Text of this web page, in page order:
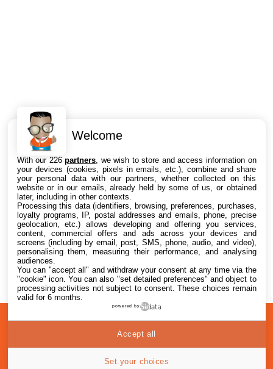
Intéressant ? Partagez !
A
Confidentialité
© 2012-2026
Welcome
With our 226partners , we wish to store and access information on
your devices (cookies, pixels in emails, etc.), combine and share
your personal data with our partners, whether collected on this
website or in our emails, already held by some of us, or obtained
later, including in other contexts.
Processing this data (identifiers, browsing, preferences, purchases,
loyalty programs, IP, postal addresses and emails, phone, precise
geolocation, etc.) allows developing and offering you services,
content, commercial offers and ads across your devices and
screens (including by email, post, SMS, phone, audio, and video),
personalising them, measuring their performance, and analysing
audiences.
You can "accept all" and withdraw your consent at any time via the
"cookie" icon. You can also "set detailed preferences" and object to
processing activities not subject to consent. These choices remain
valid for 6 months.
powered by
Set your choices
Accept all